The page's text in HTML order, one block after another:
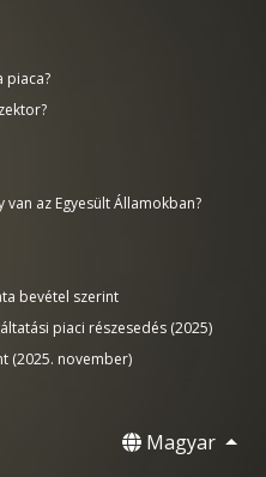
piaca?
az Egyesült Államokban?
bevétel szerint
piaci részesedés (2025)
(2025. november)
Magyar